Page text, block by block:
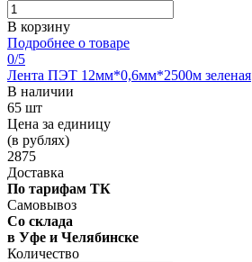
В корзину
Подробнее о товаре
0/5
Лента ПЭТ 12мм*0,6мм*2500м зеленая
В наличии
65 шт
Цена за единицу
(в рублях)
2875
Доставка
По тарифам ТК
Самовывоз
Со склада
в Уфе и Челябинске
Количество